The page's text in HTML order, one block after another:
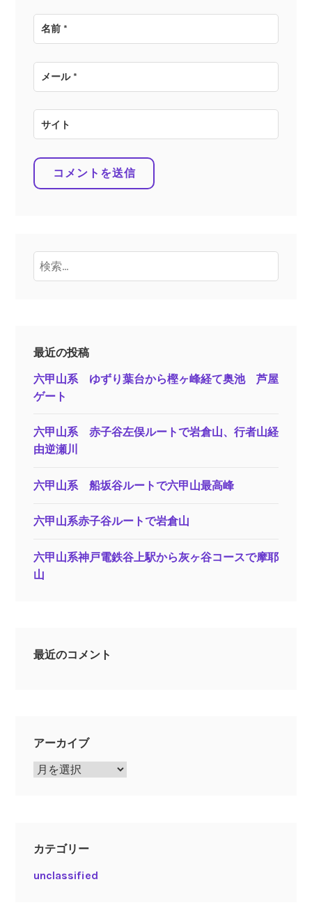
名前*
メール*
サイト
検
索:
最近の投稿
六甲山系 ゆずり葉台から樫ヶ峰経て奥池 芦屋
ゲート
六甲山系 赤子谷左俣ルートで岩倉山、行者山経
由逆瀬川
六甲山系 船坂谷ルートで六甲山最高峰
六甲山系赤子谷ルートで岩倉山
六甲山系神戸電鉄谷上駅から灰ヶ谷コースで摩耶
山
最近のコメント
アーカイブ
ア
カテゴリー
unclassified